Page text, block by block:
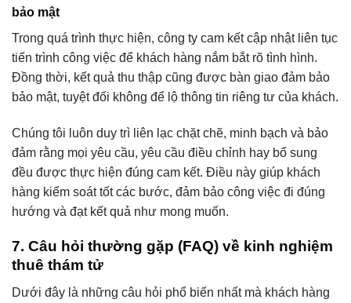
bảo mật
Trong quá trình thực hiện, công ty cam kết cập nhật liên tục
tiến trình công việc để khách hàng nắm bắt rõ tình hình.
Đồng thời, kết quả thu thập cũng được bàn giao đảm bảo
bảo mật, tuyệt đối không để lộ thông tin riêng tư của khách.
Chúng tôi luôn duy trì liên lạc chặt chẽ, minh bạch và bảo
đảm rằng mọi yêu cầu, yêu cầu điều chỉnh hay bổ sung
đều được thực hiện đúng cam kết. Điều này giúp khách
hàng kiểm soát tốt các bước, đảm bảo công việc đi đúng
hướng và đạt kết quả như mong muốn.
7. Câu hỏi thường gặp (FAQ) về kinh nghiệm
thuê thám tử
Dưới đây là những câu hỏi phổ biến nhất mà khách hàng